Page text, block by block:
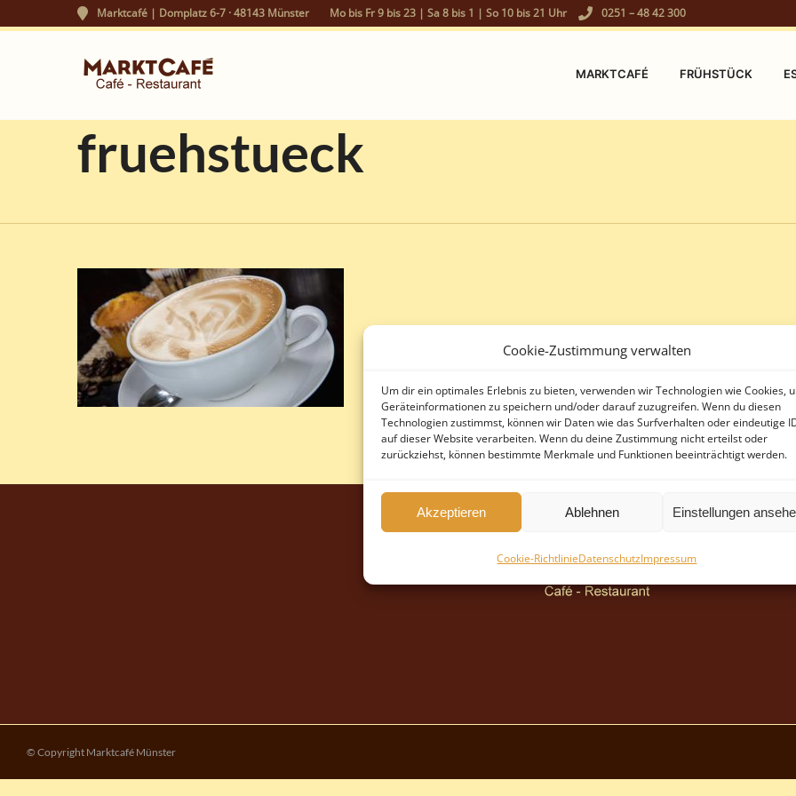
Cookie-Zustimmung verwalten
Um dir ein optimales Erlebnis zu bieten, verwenden wir Technologien wie Cookies,
Geräteinformationen zu speichern und/oder darauf zuzugreifen. Wenn du diesen
Technologien zustimmst, können wir Daten wie das Surfverhalten oder eindeutige
auf dieser Website verarbeiten. Wenn du deine Zustimmung nicht erteilst oder
zurückziehst, können bestimmte Merkmale und Funktionen beeinträchtigt werden.
Akzeptieren Ablehnen Einstellungen
Cookie-RichtlinieDatenschutzImpressum
Marktcafé | Domplatz 6-7 · 48143 Münster Mo bis Fr 9 bis 23 | Sa 8 bis 1 | So 10 bis 21 Uhr 0251 – 48 42 300
MARKTCAFÉ FRÜHSTÜCK
fruehstueck
© Copyright Marktcafé Münster